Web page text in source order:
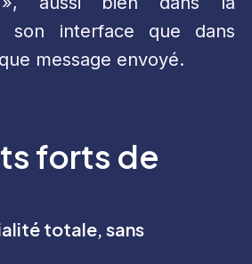
son interface que dans
message envoyé.
forts de
totale, sans